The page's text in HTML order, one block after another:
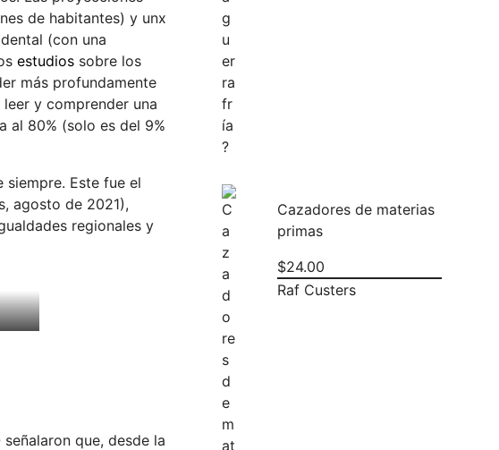
de habitantes) y unx
(con una
estudios sobre los
más profundamente
y comprender una
al 80% (solo es del 9%
Este fue el
agosto de 2021),
regionales y
que, desde la
Cazadores de materias
primas
$24.00
Raf Custers